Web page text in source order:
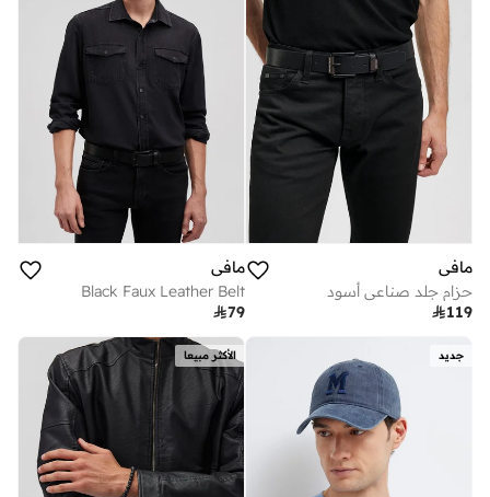
مافي
حزام جلد صناعي أسود
119
مافي
Black Faux Leather Belt
79
جديد الأكثر مبيعا